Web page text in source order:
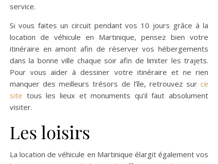
service.
Si vous faites un circuit pendant vos 10 jours grâce à la
location de véhicule en Martinique, pensez bien votre
itinéraire en amont afin de réserver vos hébergements
dans la bonne ville chaque soir afin de limiter les trajets.
Pour vous aider à dessiner votre itinéraire et ne rien
manquer des meilleurs trésors de l’île, retrouvez sur ce
site tous les lieux et monuments qu’il faut absolument
visiter.
Les loisirs
La location de véhicule en Martinique élargit également vos